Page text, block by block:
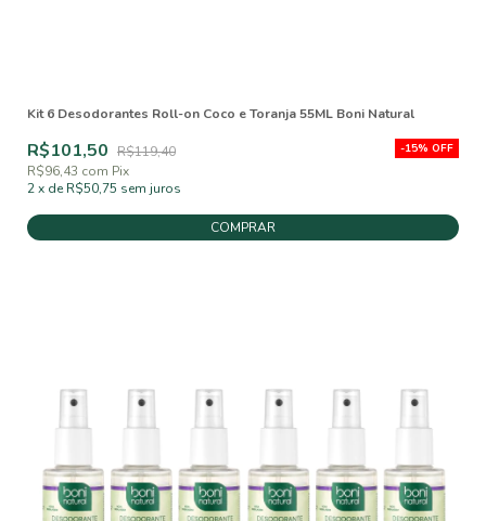
Kit 6 Desodorantes Roll-on Coco e Toranja 55ML Boni Natural
-15% OFF
R$101,50 R$119,40
R$96,43 com Pix
2x de R$50,75 sem juros